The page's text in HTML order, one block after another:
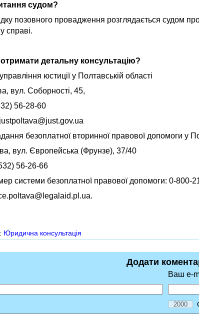
судом?
позовного провадження розглядається судом
справі.
детальну консультацію?
юстиції у Полтавській області
вул. Соборності, 45,
56-28-60
безоплатної вторинної правової допомоги у
вул. Європейська (Фрунзе), 37/40
56-26-66
системи безоплатної правової допомоги: 0-800-
.
Юридична консультація
Додати
Ваш e-